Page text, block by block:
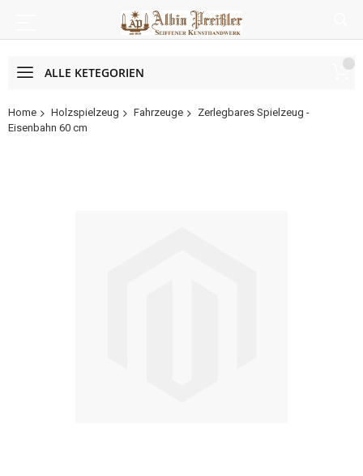
ALLE KETEGORIEN
Home Holzspielzeug Fahrzeuge
Zerlegbares Spielzeug -
Eisenbahn 60 cm